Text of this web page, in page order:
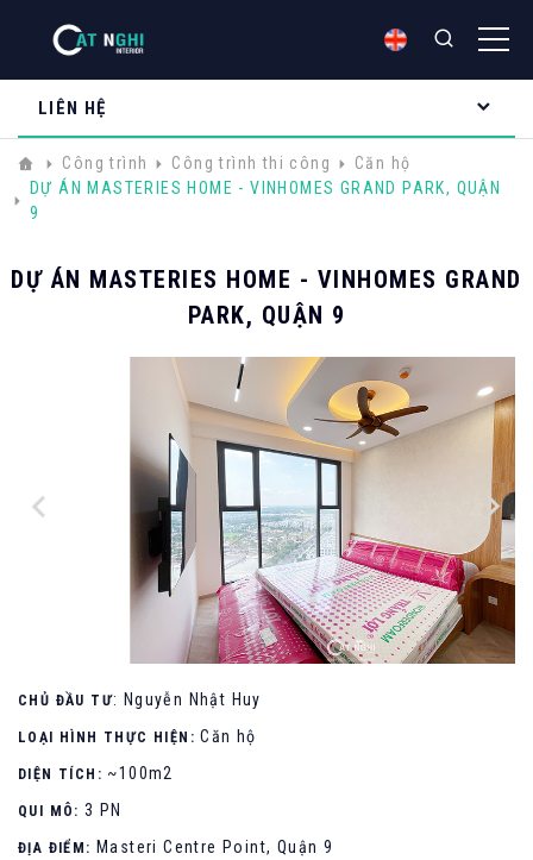
LIÊN HỆ
Công trình Công trình thi công
Căn hộ
DỰ ÁN MASTERIES HOME - VINHOMES GRAND PARK, QUẬN
9
DỰ ÁN MASTERIES HOME - VINHOMES GRAND
PARK, QUẬN 9
CHỦ ĐẦU TƯ: Nguyễn Nhật Huy
LOẠI HÌNH THỰC HIỆN:Căn hộ
DIỆN TÍCH: ~100m2
QUI MÔ:3 PN
ĐỊA ĐIỂM: Masteri Centre Point, Quận 9